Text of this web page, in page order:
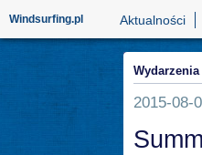
Windsurfing.pl Aktualności
Wydarzenia
2015-08-